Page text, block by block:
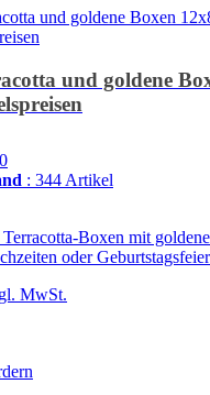
und goldene
: 344 Artikel
Boxen mit
oder
MwSt.